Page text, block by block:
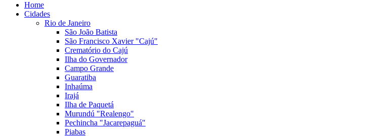
Home
Cidades
Rio de Janeiro
São João Batista
São Francisco Xavier "Cajú"
Crematório do Cajú
Ilha do Governador
Campo Grande
Guaratiba
Inhaúma
Irajá
Ilha de Paquetá
Murundú "Realengo"
Pechincha "Jacarepaguá"
Piabas